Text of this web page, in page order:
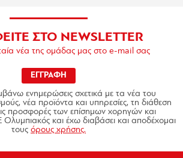
ΣΤΟ NEWSLETTER
νέα της ομάδας μας στο e-mail σας
ΕΓΓΡΑΦΗ
ενημερώσεις σχετικά με τα νέα του
νέα προϊόντα και υπηρεσίες, τη διάθεση
προσφορές των επίσημων χορηγών και
και έχω διαβάσει και αποδέχομαι
τους όρους χρήσης.